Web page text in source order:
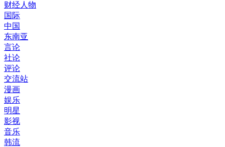
财经人物
国际
中国
东南亚
言论
社论
评论
交流站
漫画
娱乐
明星
影视
音乐
韩流